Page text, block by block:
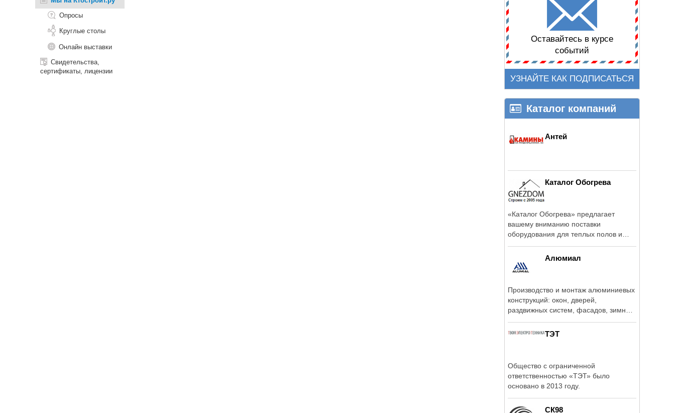
Опросы
Круглые столы
Онлайн выставки
Свидетельства,
сертификаты, лицензии
Оставайтесь в курсе
событий
УЗНАЙТЕ КАК ПОДПИСАТЬСЯ
Каталог компаний
Антей
Каталог Обогрева
«Каталог Обогрева» предлагает
вашему вниманию поставки
оборудования для теплых полов и
Алюмиал
Производство и монтаж алюминиевых
конструкций: окон, дверей,
раздвижных систем, фасадов, зимних
ТЭТ
Общество с ограниченной
ответственностью «ТЭТ» было
основано в 2013 году.
СК98